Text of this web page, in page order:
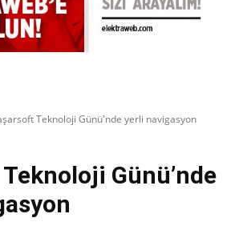
Teknoloji Günü'nde yerli navigasyon
Günü’nde